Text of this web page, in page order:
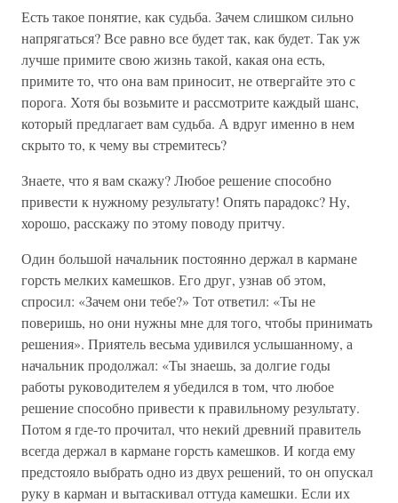
Есть такое понятие, как судьба. Зачем слишком сильно
напрягаться? Все равно все будет так, как будет. Так уж
лучше примите свою жизнь такой, какая она есть,
примите то, что она вам приносит, не отвергайте это с
порога. Хотя бы возьмите и рассмотрите каждый шанс,
который предлагает вам судьба. А вдруг именно в нем
скрыто то, к чему вы стремитесь?
Знаете, что я вам скажу? Любое решение способно
привести к нужному результату! Опять парадокс? Ну,
хорошо, расскажу по этому поводу притчу.
Один большой начальник постоянно держал в кармане
горсть мелких камешков. Его друг, узнав об этом,
спросил: «Зачем они тебе?» Тот ответил: «Ты не
поверишь, но они нужны мне для того, чтобы принимать
решения». Приятель весьма удивился услышанному, а
начальник продолжал: «Ты знаешь, за долгие годы
работы руководителем я убедился в том, что любое
решение способно привести к правильному результату.
Потом я где-то прочитал, что некий древний правитель
всегда держал в кармане горсть камешков. И когда ему
предстояло выбрать одно из двух решений, то он опускал
руку в карман и вытаскивал оттуда камешки. Если их